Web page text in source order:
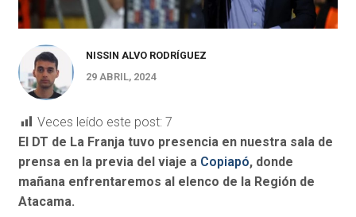
NISSIN ALVO RODRÍGUEZ
29 ABRIL, 2024
Veces leído este post: 7
El DT de La Franja tuvo presencia en nuestra sala de
prensa en la previa del viaje a Copiapó, donde
mañana enfrentaremos al elenco de la Región de
Atacama.